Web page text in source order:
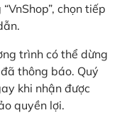
chọn tiếp
trình có thể dừng
thông báo. Quý
khi nhận được
quyền lợi.